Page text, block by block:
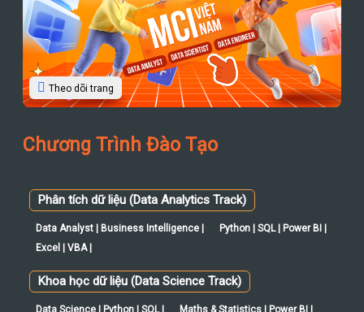
95.7k người theo dõi
Chương Trình Đào Tạo
Phân tích dữ liệu (Data Analytics Track)
Excel | VBA |